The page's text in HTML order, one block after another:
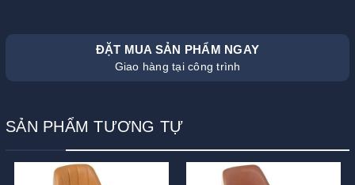
ĐẶT MUA SẢN PHẨM NGAY
Giao hàng tại công trình
SẢN PHẨM TƯƠNG TỰ